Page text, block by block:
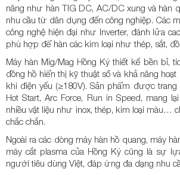
năng như hàn TIG DC, AC/DC xung và hàn
nhu cầu từ dân dụng đến công nghiệp. Các
công nghệ hiện đại như Inverter, đánh lửa
phù hợp để hàn các kim loại như thép, sắt,
Máy hàn Mig/Mag Hồng Ký thiết kế bền bỉ,
đồng hồ hiển thị kỹ thuật số và khả năng
khi điện yếu (≥180V). Sản phẩm được trang
Hot Start, Arc Force, Run in Speed, mang
nhiều vật liệu như inox, thép, kim loại màu…
chắc chắn.
Ngoài ra các dòng máy hàn hồ quang, máy
máy cắt plasma của Hồng Ký cũng là sự
người tiêu dùng Việt, đáp ứng đa dạng nhu